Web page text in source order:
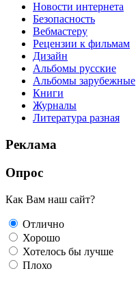
Новости интернета
Безопасность
Вебмастеру
Рецензии к фильмам
Дизайн
Альбомы русские
Альбомы зарубежные
Книги
Журналы
Литература разная
Реклама
Опрос
Как Вам наш сайт?
Отлично
Хорошо
Хотелось бы лучше
Плохо